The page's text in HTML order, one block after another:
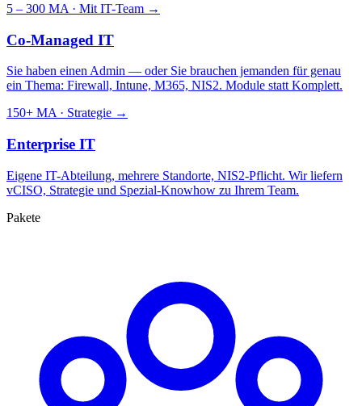
5 – 300 MA · Mit IT-Team →
Co-Managed IT
Sie haben einen Admin — oder Sie brauchen jemanden für genau
ein Thema: Firewall, Intune, M365, NIS2. Module statt Komplett.
150+ MA · Strategie →
Enterprise IT
Eigene IT-Abteilung, mehrere Standorte, NIS2-Pflicht. Wir liefern
vCISO, Strategie und Spezial-Knowhow zu Ihrem Team.
Pakete